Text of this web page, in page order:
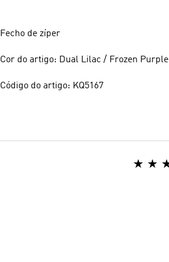
Fecho de zíper
Cor do artigo: Dual Lilac / Frozen Purple
Código do artigo: KQ5167